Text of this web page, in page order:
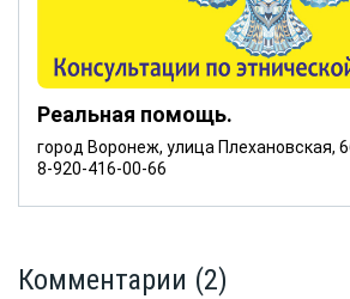
Реальная помощь.
город Воронеж, улица Плехановская,
8-920-416-00-66
Комментарии (2)